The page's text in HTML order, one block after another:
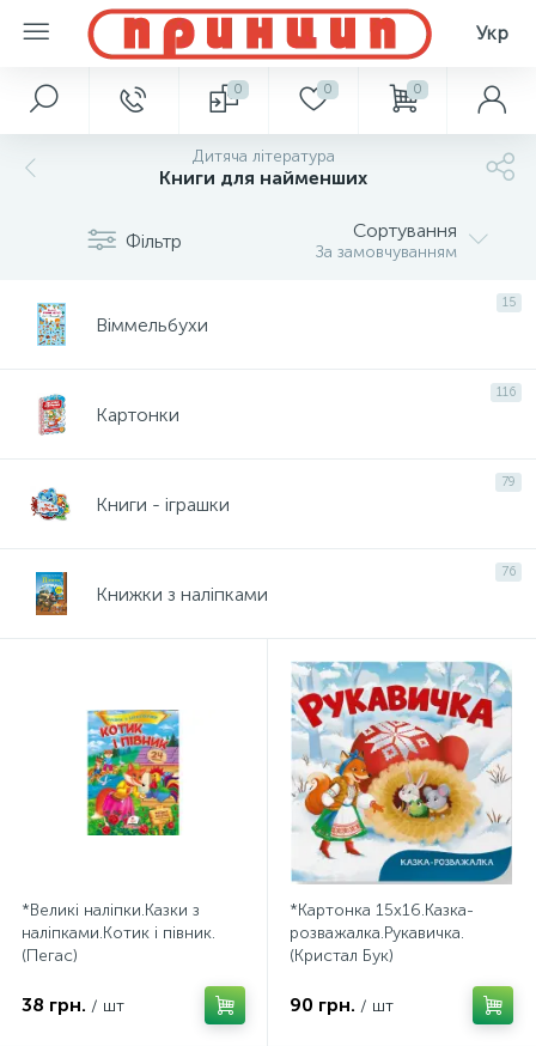
Укр
0 0 0
Дитяча література
Книги для найменших
Фільтр Сортування
За замовчуванням
15
Віммельбухи
116
Картонки
79
Книги - іграшки
76
Книжки з наліпками
*Великі наліпки.Казки з
наліпками.Котик і півник.
(Пегас)
38 грн. / шт
*Картонка 15х16.Казка-
розважалка.Рукавичка.
(Кристал Бук)
90 грн. / шт